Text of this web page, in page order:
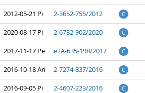
2012-05-21 Pi 2-3652-755/2012 C
2020-08-17 Pi 2-6732-902/2020 C
2017-11-17 Pe e2A-635-198/2017 C
2016-10-18 An 2-7274-837/2016 C
2016-09-05 Pi 2-4607-223/2016 C